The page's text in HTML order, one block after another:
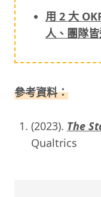
用 2 大
人、團隊
參考資料：
(2023). The
Qualtrics